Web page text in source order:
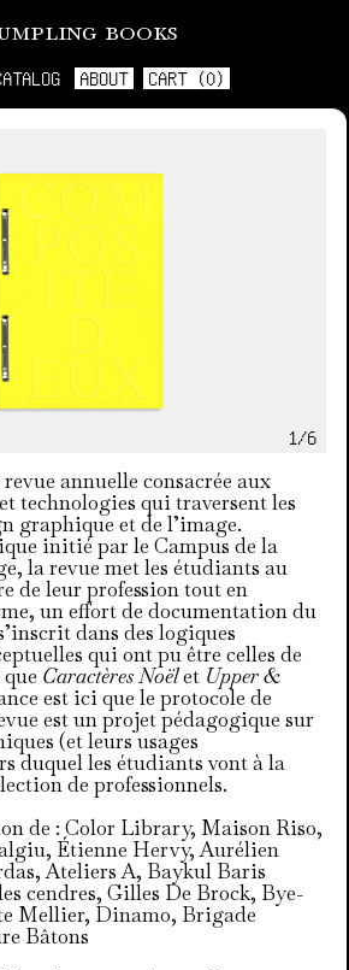
books
ABOUT CART (0)
1/6
annuelle consacrée aux
technologies qui traversent les
graphique et de l’image.
initié par le Campus de la
la revue met les étudiants au
de leur profession tout en
un effort de documentation du
dans des logiques
qui ont pu être celles de
Caractères Noëlet Upper &
est ici que le protocole de
est un projet pédagogique sur
(et leurs usages
duquel les étudiants vont à la
de professionnels.
de : Color Library, Maison Riso,
Étienne Hervy, Aurélien
Ateliers A, Baykul Baris
cendres, Gilles De Brock, Bye-
Mellier, Dinamo, Brigade
Bâtons